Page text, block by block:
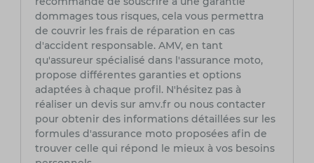
dommages tous risques, cela vous permettra
de couvrir les frais de réparation en cas
d'accident responsable. AMV, en tant
qu'assureur spécialisé dans l'assurance moto,
propose différentes garanties et options
adaptées à chaque profil. N'hésitez pas à
réaliser un devis sur amv.fr ou nous contacter
pour obtenir des informations détaillées sur les
formules d'assurance moto proposées afin de
trouver celle qui répond le mieux à vos besoins